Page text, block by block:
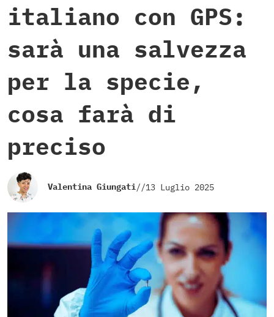
italiano con GPS:
sarà una salvezza
per la specie,
cosa farà di
preciso
Valentina Giungati//13 Luglio 2025